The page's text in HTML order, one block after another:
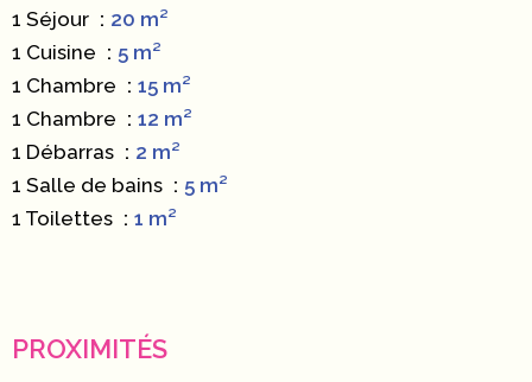
1 Séjour
20 m²
1 Cuisine
5 m²
1 Chambre
15 m²
1 Chambre
12 m²
1 Débarras
2 m²
1 Salle de bains
5 m²
1 Toilettes
1 m²
PROXIMITÉS